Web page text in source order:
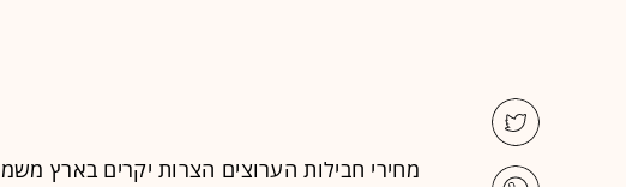
מחירי חבילות הערוצים הצרות יקרים בארץ